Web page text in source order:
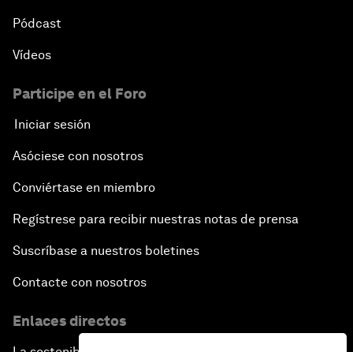
Pódcast
Vídeos
Participe en el Foro
Iniciar sesión
Asóciese con nosotros
Conviértase en miembro
Regístrese para recibir nuestras notas de prensa
Suscríbase a nuestros boletines
Contacte con nosotros
Enlaces directos